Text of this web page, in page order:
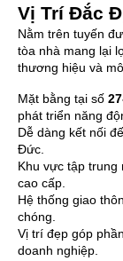
Vị Trí Đắc
Nằm trên tuyến
tòa nhà mang lại
thương hiệu và
Mặt bằng tại số
phát triển năng
Dễ dàng kết nối
Đức.
Khu vực tập trung
cao cấp.
Hệ thống giao
chóng.
Vị trí đẹp góp
doanh nghiệp.